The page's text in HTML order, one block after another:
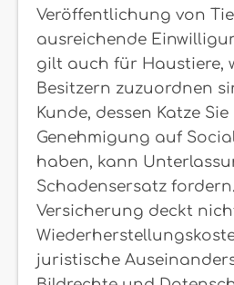
Veröffentlichung von
ausreichende
gilt auch für Haustiere,
Besitzern zuzuordnen
Kunde, dessen Katze
Genehmigung auf
haben, kann
Schadensersatz
Versicherung deckt
juristische